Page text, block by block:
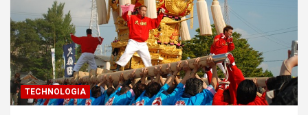
TECHNOLOGIA